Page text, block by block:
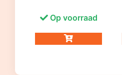
Op voorraad